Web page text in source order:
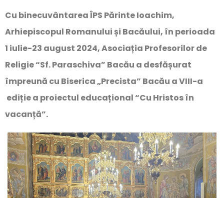
Cu binecuvântarea ÎPS Părinte Ioachim,
Arhiepiscopul Romanului și Bacăului, în perioada
1 iulie-23 august 2024, Asociația Profesorilor de
Religie “Sf. Paraschiva” Bacău a desfășurat
împreună cu Biserica „Precista” Bacău a VIII-a
ediție a proiectul educațional “Cu Hristos în
vacanță”.